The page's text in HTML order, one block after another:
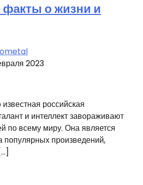
о жизни и
2023
российская
и интеллект завораживают
по всему миру. Она является
популярных произведений,